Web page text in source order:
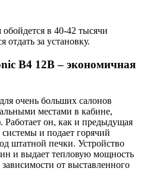
в 40-42 тысячи
за установку.
B4 12В – экономичная
очень больших салонов
местами в кабине,
Работает он, как и предыдущая
и подает горячий
штатной печки. Устройство
и выдает тепловую мощность
от выставленного